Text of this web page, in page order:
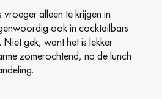
alleen te krijgen in
ook in cocktailbars
gek, want het is lekker
zomerochtend, na de lunch